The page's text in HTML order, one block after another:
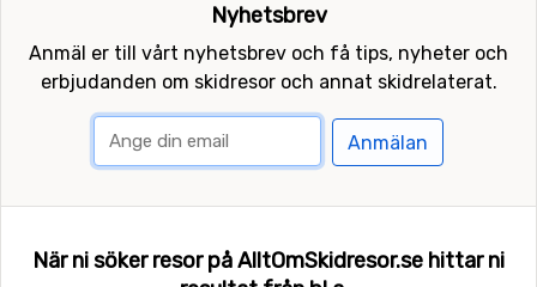
Nyhetsbrev
Anmäl er till vårt nyhetsbrev och få tips, nyheter och
erbjudanden om skidresor och annat skidrelaterat.
Anmälan
När ni söker resor på AlltOmSkidresor.se hittar ni